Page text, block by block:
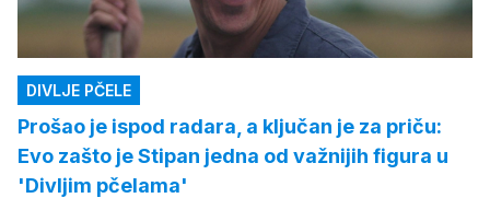
DIVLJE PČELE
Prošao je ispod radara, a ključan je za priču:
Evo zašto je Stipan jedna od važnijih figura u
'Divljim pčelama'